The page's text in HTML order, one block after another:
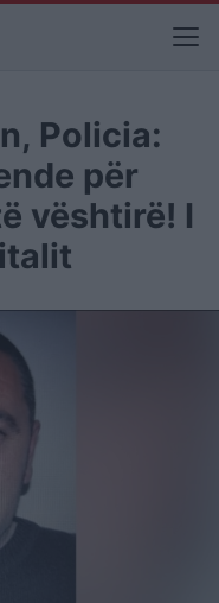
Policia:
për
vështirë! I